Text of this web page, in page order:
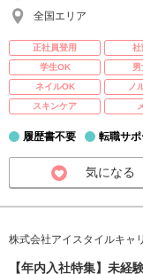
全国エリア
正社員登用 社
学生OK
男
ネイルOK
ノ
スキンケア
履歴書不要 転職サポ
気になる
株式会社アイスタイルキャ
【年内入社特集】未